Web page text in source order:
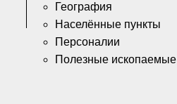
География
Населённые пункты
Персоналии
Полезные ископаемые